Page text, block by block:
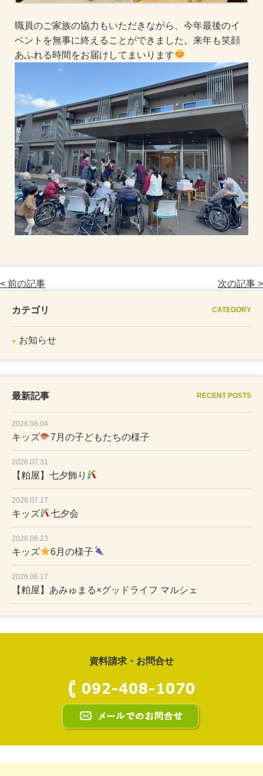
職員のご家族の協力もいただきながら、今年最後のイ
ベントを無事に終えることができました。来年も笑顔
あふれる時間をお届けしてまいります
< 前の記事 次の記事 >
カテゴリ CATEGORY
お知らせ
最新記事 RECENT POSTS
2026.08.04
キッズ 7月の子どもたちの様子
2026.07.31
【粕屋】七夕飾り
2026.07.17
キッズ 七夕会
2026.06.23
キッズ 6月の様子
2026.06.17
【粕屋】あみゅまる×グッドライフ マルシェ
資料請求・お問合せ